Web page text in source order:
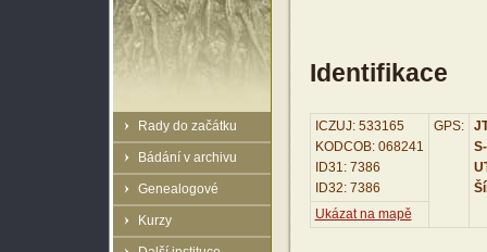
Rady do začátku
Bádání v archivu
Genealogové
Kurzy
Identifikace
ICZUJ: 533165
KODCOB: 068241
ID31: 7386
ID32: 7386
GPS:
Ukázat na mapě